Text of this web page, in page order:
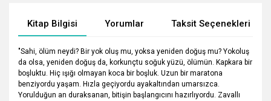
Kitap Bilgisi Yorumlar Taksit Seçenekleri
"Sahi, ölüm neydi? Bir yok oluş mu, yoksa yeniden doğuş mu? Yokoluş
da olsa, yeniden doğuş da, korkunçtu soğuk yüzü, ölümün. Kapkara bir
boşluktu. Hiç ışığı olmayan koca bir boşluk. Uzun bir maratona
benziyordu yaşam. Hızla geçiyordu ayakaltından umarsızca.
Yorulduğun an duraksanan, bitişin başlangıcını hazırlıyordu. Zavallı